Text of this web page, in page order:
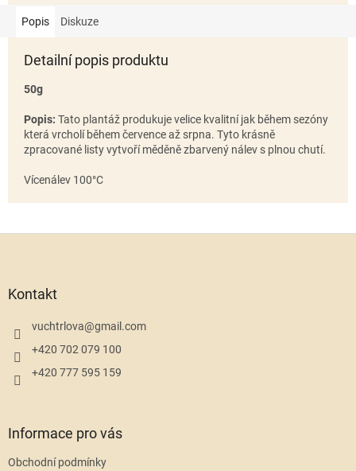
Popis Diskuze
Detailní popis produktu
50g
Popis: Tato plantáž produkuje velice kvalitní jak během sezóny
která vrcholí během července až srpna. Tyto krásně
zpracované listy vytvoří měděně zbarvený nálev s plnou chutí.
Vícenálev 100°C
Kontakt
vuchtrlova@gmail.com
+420 702 079 100
+420 777 595 159
Informace pro vás
Obchodní podmínky